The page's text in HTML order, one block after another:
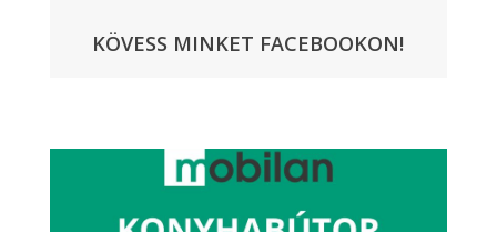
KÖVESS MINKET FACEBOOKON!